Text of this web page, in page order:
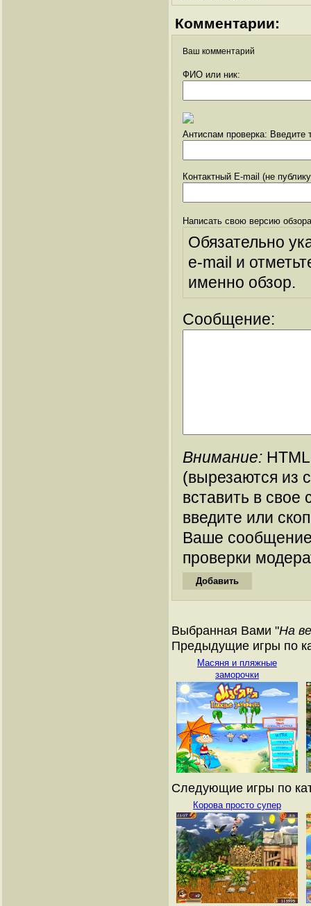
Комментарии:
Ваш комментарий
ФИО или ник:
Антиспам проверка: Введите
Контактный E-mail (не
Написать свою версию
Обязательно
e-mail и
именно обзор.
Сообщение:
Внимание:
(вырезаются из
вставить в
введите или
Ваше
проверки
Выбранная Вами "На
Предыдущие игры по
Масяня и пляжные
заморочки
Следующие игры по
Корова просто супер